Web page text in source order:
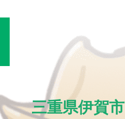
三重県伊賀市